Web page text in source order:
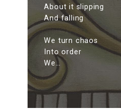
About it slipping
And falling
We turn chaos
Into order
We…